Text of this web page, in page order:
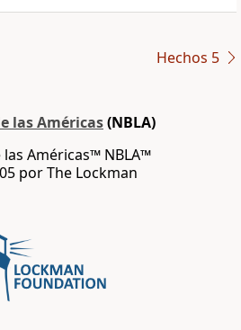
Hechos 5
las Américas(NBLA)
las Américas™ NBLA™
por The Lockman